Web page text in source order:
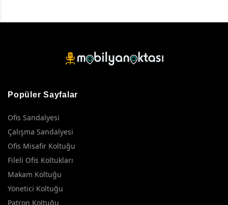
Popüler Sayfalar
Ofis Sandalyesi
Çalışma Sandalyesi
Ofis Misafir Koltuğu
Fileli Ofis Koltukları
Makam Koltuğu
Yönetici Koltuğu
Patron Koltuğu